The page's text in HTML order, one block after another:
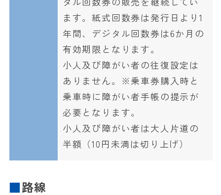
ます。紙式回数券は発行日より1
年間、デジタル回数券は6か月の
有効期限となります。
小人及び障がい者の往復設定は
ありません。※乗車券購入時と
乗車時に障がい者手帳の提示が
必要となります。
小人及び障がい者は大人片道の
半額（10円未満は切り上げ）
路線